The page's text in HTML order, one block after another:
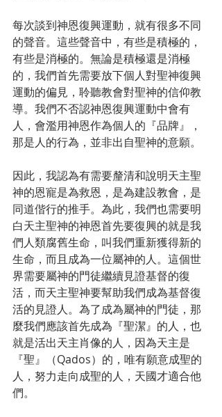
每次談到神恩復興運動，就有很多不同
的聲音。這些聲音中，有些是積極的，
有些是消極的。無論是積極還是消極
的，我們首先需要放下個人對聖神復興
運動的偏見，聆聽教會對聖神的信仰教
導。我們不否認神恩復興運動中會有
人，會濫用神恩作為個人的『品牌』，
那是人的行為，並非出自聖神的意願。
因此，我認為有需要釐清和說明天主聖
神的恩寵是為救恩，是為建設教會，是
同道偕行的推手。為此，我們也需要明
白天主聖神的神恩首先要復興的就是我
們人類腐舊生命，叫我們重新獲得新的
生命，而且成為一位屬神的人。這個世
界需要屬神的門徒繼續見證基督的復
活，而天主聖神要幫助我們成為基督復
活的見證人。為了成為屬神的門徒，那
麼我們應該首先成為『聖潔』的人，也
就是活出天主肖像的人，因為天主是
『聖』（Qados）的，唯有願意成聖的
人，努力走向成聖的人，天國才適合他
們。